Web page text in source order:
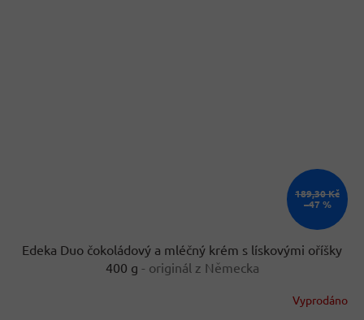
189,30 Kč
–47 %
Edeka Duo čokoládový a mléčný krém s lískovými oříšky
400 g - originál z Německa
Vyprodáno